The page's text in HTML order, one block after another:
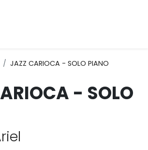
JAZZ CARIOCA - SOLO PIANO
- SOLO